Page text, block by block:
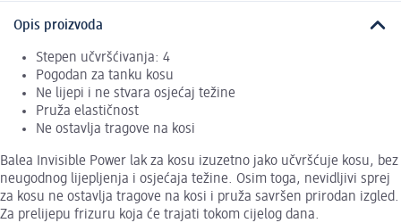
Opis proizvoda
Stepen učvršćivanja: 4
Pogodan za tanku kosu
Ne lijepi i ne stvara osjećaj težine
Pruža elastičnost
Ne ostavlja tragove na kosi
Balea Invisible Power lak za kosu izuzetno jako učvršćuje kosu, bez
neugodnog lijepljenja i osjećaja težine. Osim toga, nevidljivi sprej
za kosu ne ostavlja tragove na kosi i pruža savršen prirodan izgled.
Za prelijepu frizuru koja će trajati tokom cijelog dana.